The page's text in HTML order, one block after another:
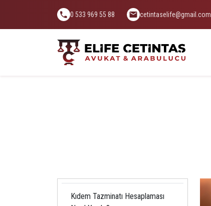
0 533 969 55 88 cetintaselife@gmail.com
Kıdem Tazminatı Hesaplaması